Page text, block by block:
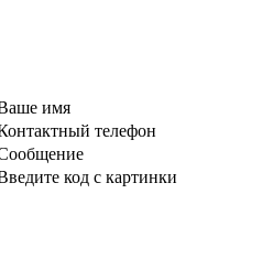
имя
телефон
код с картинки